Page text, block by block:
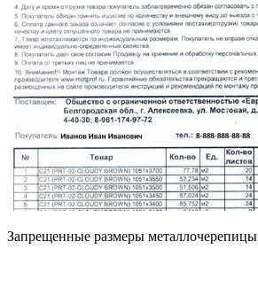
Запрещенные размеры металлочерепицы